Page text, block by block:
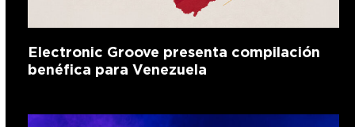
Electronic Groove presenta compilación
benéfica para Venezuela